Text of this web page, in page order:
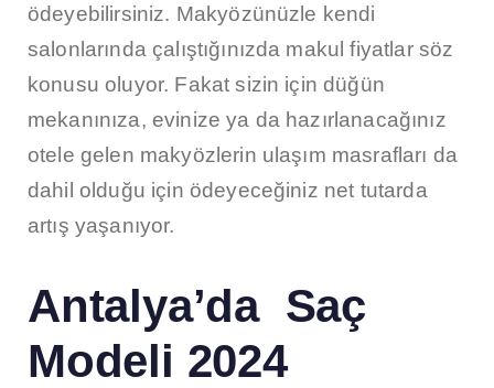
ödeyebilirsiniz. Makyözünüzle kendi
salonlarında çalıştığınızda makul fiyatlar söz
konusu oluyor. Fakat sizin için düğün
mekanınıza, evinize ya da hazırlanacağınız
otele gelen makyözlerin ulaşım masrafları da
dahil olduğu için ödeyeceğiniz net tutarda
artış yaşanıyor.
Antalya’da Saç
Modeli 2024